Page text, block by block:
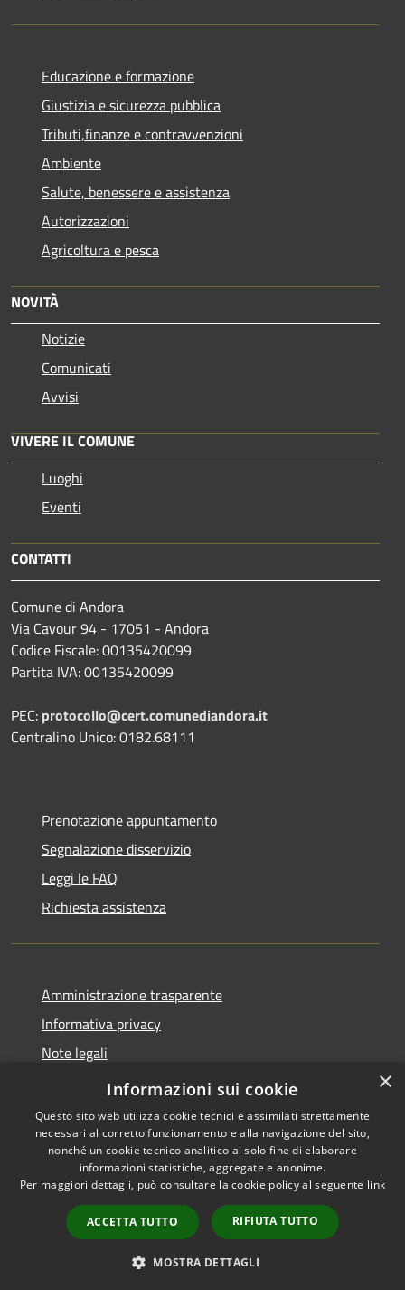
Educazione e formazione
Giustizia e sicurezza pubblica
Tributi,finanze e contravvenzioni
Ambiente
Salute, benessere e assistenza
Autorizzazioni
Agricoltura e pesca
NOVITÀ
Notizie
Comunicati
Avvisi
VIVERE IL COMUNE
Luoghi
Eventi
CONTATTI
Comune di Andora
Via Cavour 94 - 17051 - Andora
Codice Fiscale: 00135420099
Partita IVA: 00135420099
PEC: protocollo@cert.comunediandora.it
Centralino Unico: 0182.68111
Prenotazione appuntamento
Segnalazione disservizio
Leggi le FAQ
Richiesta assistenza
Amministrazione trasparente
Informativa privacy
Note legali
Dichiarazione di accessibilità
Accessibilità
Copyright © 2026 • Comune di
Andora • Powered by
Municipium•
Accesso
redazione
×
Informazioni sui cookie
Questo sito web utilizza cookie tecnici e assimilati strettamente
necessari al corretto funzionamento e alla navigazione del sito,
nonché un cookie tecnico analitico al solo fine di elaborare
informazioni statistiche, aggregate e anonime.
Per maggiori dettagli, può consultare la cookie policy al seguente link
ACCETTA TUTTO RIFIUTA TUTTO
MOSTRA DETTAGLI